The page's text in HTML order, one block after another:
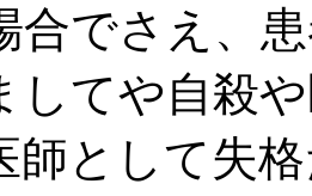
合でさえ、
してや自殺
師として失